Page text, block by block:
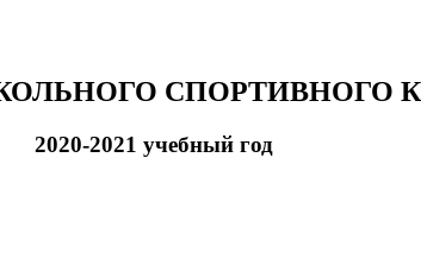
СПОРТИВНОГО
2020-2021 учебный год